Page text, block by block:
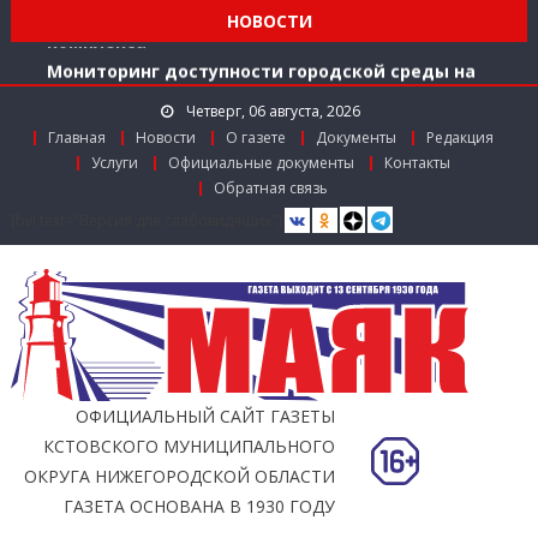
НОВОСТИ
Мониторинг доступности городской среды на
ул. Рождественской: итоги совместной работы
Четверг, 06 августа, 2026
Главная
Новости О газете Документы
Редакция
Услуги
Официальные документы
Контакты
Обратная связь
ОФИЦИАЛЬНЫЙ САЙТ ГАЗЕТЫ
КСТОВСКОГО МУНИЦИПАЛЬНОГО
ОКРУГА НИЖЕГОРОДСКОЙ ОБЛАСТИ
ГАЗЕТА ОСНОВАНА В 1930 ГОДУ